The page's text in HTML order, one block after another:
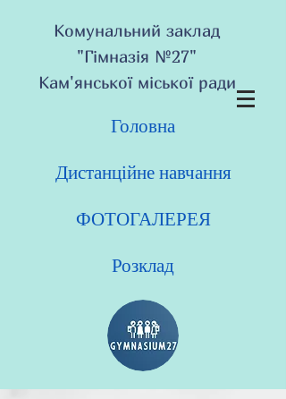
Комунальний заклад
"Гімназія №27"
Кам'янської міської ради
Головна
Дистанційне навчання
ФОТОГАЛЕРЕЯ
Розклад